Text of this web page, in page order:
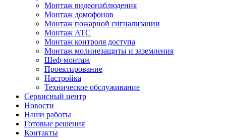
Монтаж видеонаблюдения
Монтаж домофонов
Монтаж пожарной сигнализации
Монтаж АТС
Монтаж контроля доступа
Монтаж молниезащиты и заземления
Шеф-монтаж
Проектирование
Настройка
Техническое обслуживание
Сервисный центр
Новости
Наши работы
Готовые решения
Контакты